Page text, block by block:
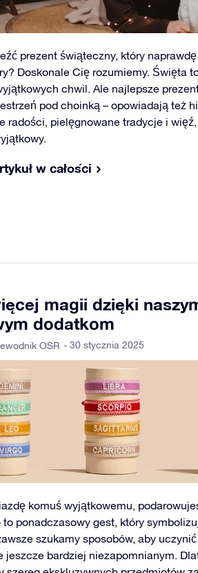
prezent świąteczny, który
Doskonale Cię rozumiemy. Święta
chwil. Ale najlepsze
pod choinką – opowiadają też
radości, pielęgnowane tradycje i
w całości
magii dzięki
dodatkom
OSR - 30 stycznia 2025
komuś wyjątkowemu,
to ponadczasowy gest, który
szukamy sposobów, aby
jeszcze bardziej niezapomnianym.